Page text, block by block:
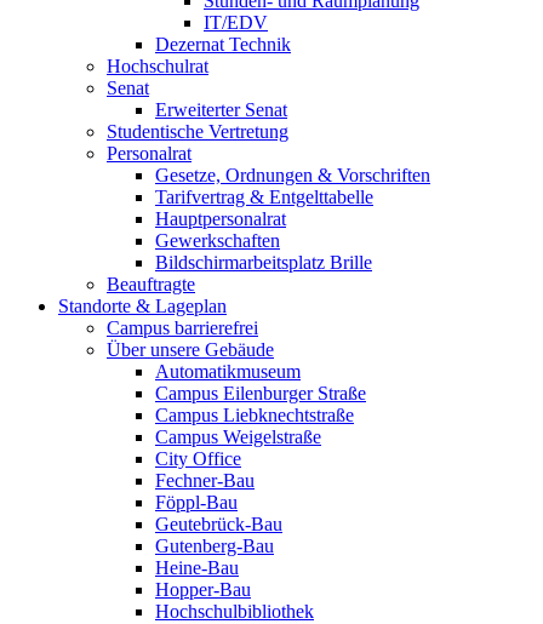
IT/EDV
Dezernat Technik
Hochschulrat
Senat
Erweiterter Senat
Studentische Vertretung
Personalrat
Gesetze, Ordnungen & Vorschriften
Tarifvertrag & Entgelttabelle
Hauptpersonalrat
Gewerkschaften
Bildschirmarbeitsplatz Brille
Beauftragte
Standorte & Lageplan
Campus barrierefrei
Über unsere Gebäude
Automatikmuseum
Campus Eilenburger Straße
Campus Liebknechtstraße
Campus Weigelstraße
City Office
Fechner-Bau
Föppl-Bau
Geutebrück-Bau
Gutenberg-Bau
Heine-Bau
Hopper-Bau
Hochschulbibliothek